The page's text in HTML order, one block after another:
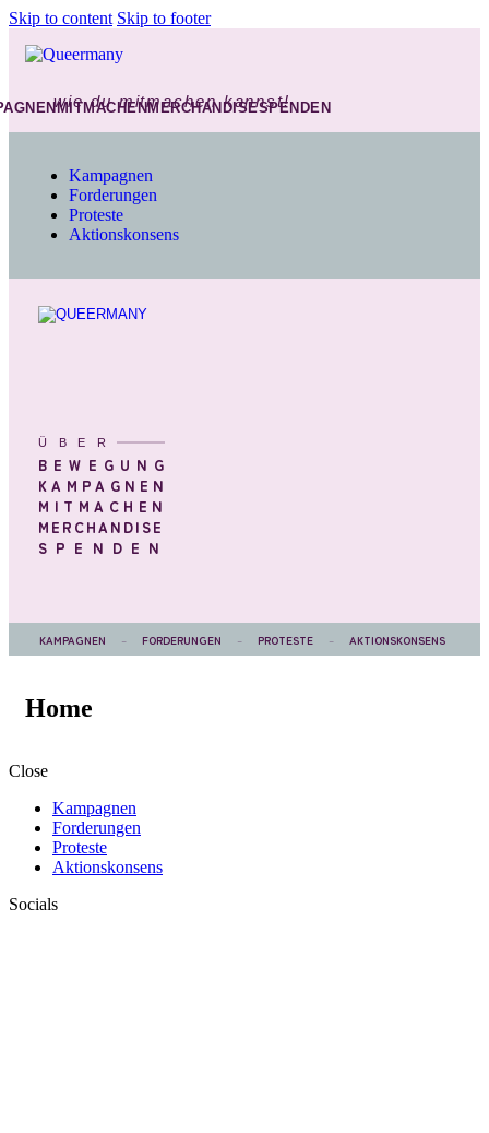
Skip to content Skip to footer
wie du mitmachen kannst!
MITMACHENMERCHANDISESPENDEN
Kampagnen
Forderungen
Proteste
Aktionskonsens
ÜBER
BEWEGUNG
KAMPAGNEN
MITMACHEN
MERCHANDISE
SPENDEN
KAMPAGNEN – FORDERUNGEN – PROTESTE – AKTIONSKONSENS
Home
Close
Kampagnen
Forderungen
Proteste
Aktionskonsens
Socials